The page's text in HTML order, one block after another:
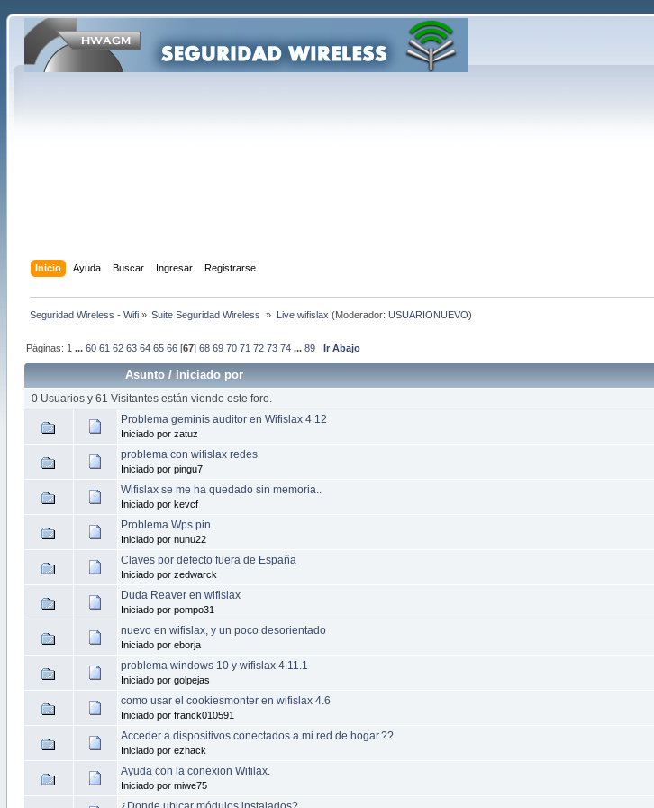
Inicio Ayuda Buscar Ingresar Registrarse
Seguridad Wireless - Wifi» Suite Seguridad Wireless » Live wifislax (Moderador: USUARIONUEVO)
Páginas: 1 ... 60 61 62 63 64 65 66[67] 68 69 70 71 72 73 74 ... 89 Ir Abajo
Asunto/ Iniciado por
0 Usuarios y 61 Visitantes están viendo este foro.
Problema geminis auditor en Wifislax 4.12
Iniciado por zatuz
problema con wifislax redes
Iniciado por pingu7
Wifislax se me ha quedado sin memoria..
Iniciado por kevcf
Problema Wps pin
Iniciado por nunu22
Claves por defecto fuera de España
Iniciado por zedwarck
Duda Reaver en wifislax
Iniciado por pompo31
nuevo en wifislax, y un poco desorientado
Iniciado por eborja
problema windows 10 y wifislax 4.11.1
Iniciado por golpejas
como usar el cookiesmonter en wifislax 4.6
Iniciado por franck010591
Acceder a dispositivos conectados a mi red de hogar.??
Iniciado por ezhack
Ayuda con la conexion Wifilax.
Iniciado por miwe75